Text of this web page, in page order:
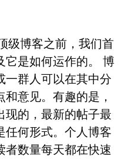
级博客之前，我们首
它是如何运作的。 博
一群人可以在其中分
意见。有趣的是，
现的，最新的帖子最
任何形式。个人博客
者数量每天都在快速